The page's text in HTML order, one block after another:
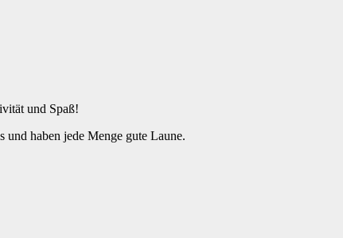
und Spaß!
haben jede Menge gute Laune.